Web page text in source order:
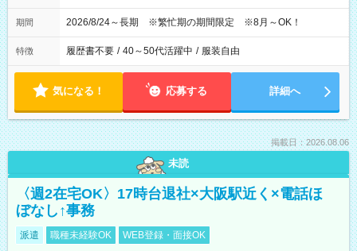
期間 2026/8/24～長期 ※繁忙期の期間限定 ※8月～OK！
特徴 履歴書不要 / 40～50代活躍中 / 服装自由
気になる！ 応募する 詳細へ
掲載日：2026.08.06
未読
〈週2在宅OK〉17時台退社×大阪駅近く×電話ほ
ぼなし↑事務
派遣 職種未経験OK WEB登録・面接OK